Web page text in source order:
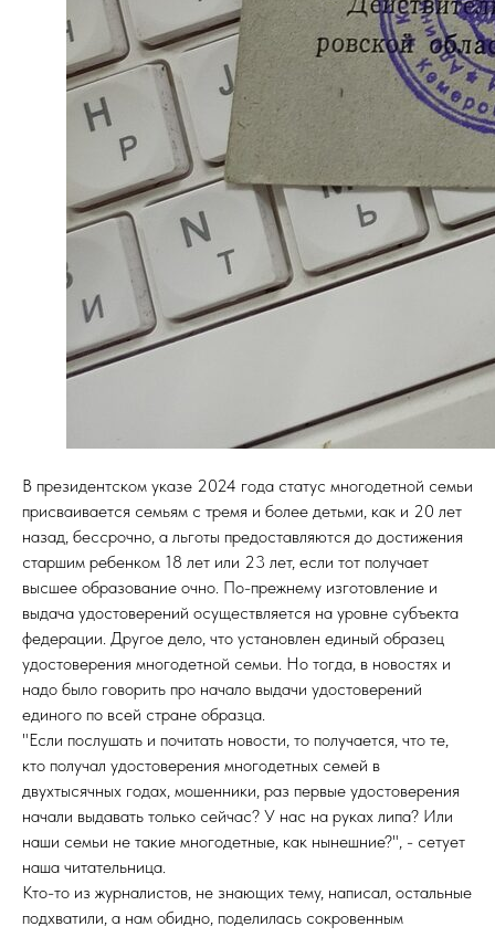
В президентском указе 2024 года статус многодетной семьи
присваивается семьям с тремя и более детьми, как и 20 лет
назад, бессрочно, а льготы предоставляются до достижения
старшим ребенком 18 лет или 23 лет, если тот получает
высшее образование очно. По-прежнему изготовление и
выдача удостоверений осуществляется на уровне субъекта
федерации. Другое дело, что установлен единый образец
удостоверения многодетной семьи. Но тогда, в новостях и
надо было говорить про начало выдачи удостоверений
единого по всей стране образца.
"Если послушать и почитать новости, то получается, что те,
кто получал удостоверения многодетных семей в
двухтысячных годах, мошенники, раз первые удостоверения
начали выдавать только сейчас? У нас на руках липа? Или
наши семьи не такие многодетные, как нынешние?", - сетует
наша читательница.
Кто-то из журналистов, не знающих тему, написал, остальные
подхватили, а нам обидно, поделилась сокровенным